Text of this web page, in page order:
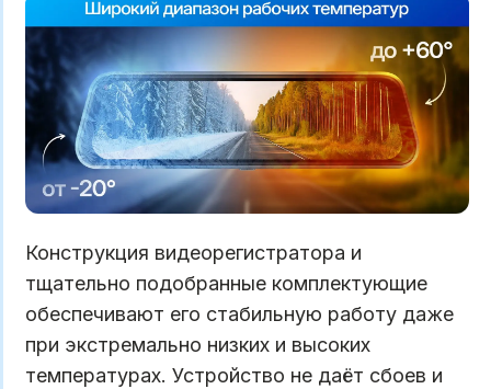
Конструкция видеорегистратора и
тщательно подобранные комплектующие
обеспечивают его стабильную работу даже
при экстремально низких и высоких
температурах. Устройство не даёт сбоев и